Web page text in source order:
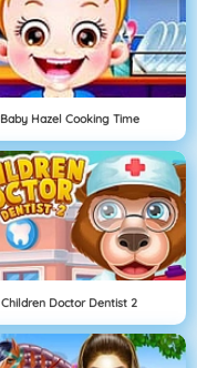
Baby Hazel Cooking Time
Children Doctor Dentist 2